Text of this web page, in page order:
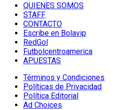
QUIENES SOMOS
STAFF
CONTACTO
Escribe en Bolavip
RedGol
Futbolcentroamerica
APUESTAS
Términos y Condiciones
Políticas de Privacidad
Política Editorial
Ad Choices